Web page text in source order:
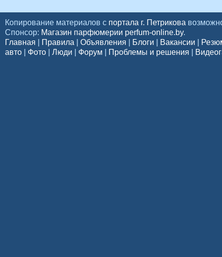
Копирование материалов с портала г. Петрикова
Спонсор: Магазин парфюмерии perfum-online.by.
Главная | Правила | Объявления | Блоги | Вакансии |
авто | Фото | Люди | Форум | Проблемы и решения |